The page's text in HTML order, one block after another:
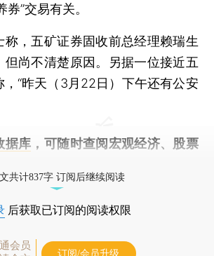
”交易有关。
，五矿证券固收前总经理赖瑞生
但尚不清楚原因。另据一位接近五
“昨天（3月22日）下午还有公安
据库 ，可随时查阅宏观经济、股票
共计837字 订阅后继续阅读
后获取已订阅的阅读权限
会员
订阅/会员升级